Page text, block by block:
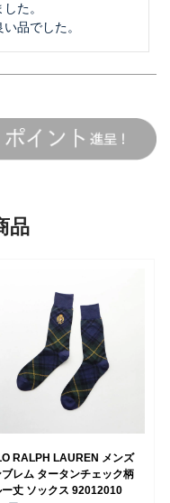
た。
品でした。
品
RALPH LAUREN メンズ
レム タータンチェック柄
ー丈 ソックス 92012010